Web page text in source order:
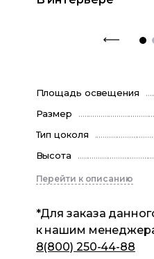
Площадь освещения
Размер
Тип цоколя
Высота
Перейти к описанию
*Для заказа
к нашим
8(800) 250-44-88